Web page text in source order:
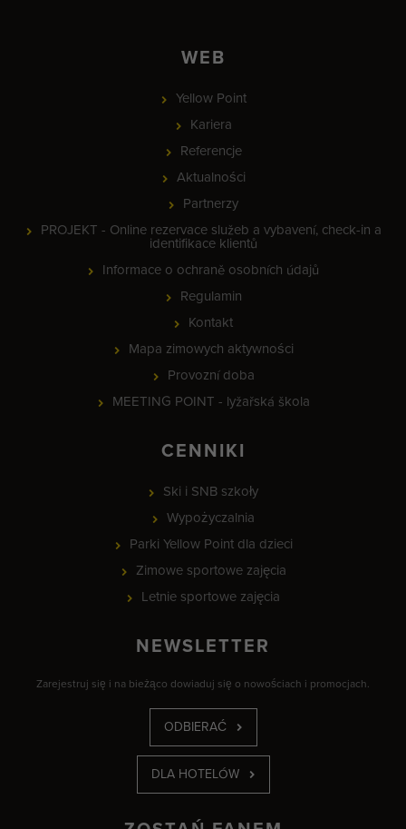
WEB
Yellow Point
Kariera
Referencje
Aktualności
Partnerzy
PROJEKT - Online rezervace služeb a vybavení, check-in a
identifikace klientů
Informace o ochraně osobních údajů
Regulamin
Kontakt
Mapa zimowych aktywności
Provozní doba
MEETING POINT - lyžařská škola
CENNIKI
Ski i SNB szkoły
Wypożyczalnia
Parki Yellow Point dla dzieci
Zimowe sportowe zajęcia
Letnie sportowe zajęcia
NEWSLETTER
Zarejestruj się i na bieżąco dowiaduj się o nowościach i promocjach.
ODBIERAĆ
DLA HOTELÓW